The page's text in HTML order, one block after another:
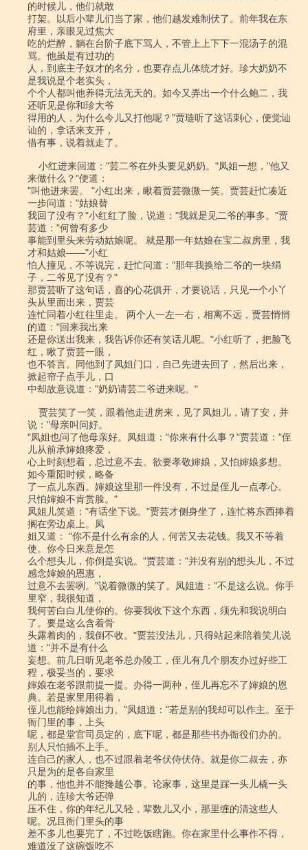
的时候儿，他们就敢
打架。以后小辈儿们当了家，他们越发难制伏了。前年我在东
府里，亲眼见过焦大
吃的烂醉，躺在台阶子底下骂人，不管上上下下一混汤子的混
骂。他虽是有过功的
人，到底主子奴才的名分，也要存点儿体统才好。珍大奶奶不
是我说是个老实头，
个个人都叫他养得无法无天的。如今又弄出一个什么鲍二，我
还听见是你和珍大爷
得用的人，为什么今儿又打他呢？"贾琏听了这话刺心，便觉讪
讪的，拿话来支开，
借有事，说着就走了。
来做什么？"便道：
"叫他进来罢。 "小红出来，瞅着贾芸微微一笑。贾芸赶忙凑近
一步问道："姑娘替
我回了没有？"小红红了脸，说道："我就是见二爷的事多。"贾
芸道："何曾有多少
事能到里头来劳动姑娘呢。 就是那一年姑娘在宝二叔房里，我
才和姑娘――"小红
怕人撞见，不等说完，赶忙问道："那年我换给二爷的一块绢
子，二爷见了没有？"
那贾芸听了这句话，喜的心花俱开，才要说话，只见一个小丫
头从里面出来，贾芸
连忙同着小红往里走。 两个人一左一右，相离不远，贾芸悄悄
的道："回来我出来
还是你送出我来，我告诉你还有笑话儿呢。"小红听了，把脸飞
红，瞅了贾芸一眼，
也不答言。同他到了凤姐门口，自己先进去回了，然后出来，
掀起帘子点手儿，口
中却故意说道："奶奶请芸二爷进来呢。"
说："母亲叫问好。
"凤姐也问了他母亲好。凤姐道："你来有什么事？"贾芸道："侄
儿从前承婶娘疼爱，
心上时刻想着，总过意不去。欲要孝敬婶娘，又怕婶娘多想。
如今重阳时候，略备
了一点儿东西。婶娘这里那一件没有，不过是侄儿一点孝心。
只怕婶娘不肯赏脸。"
凤姐儿笑道："有话坐下说。"贾芸才侧身坐了，连忙将东西捧着
搁在旁边桌上。凤
姐又道： "你不是什么有余的人，何苦又去花钱。我又不等着
使。你今日来意是怎
么个想头儿，你倒是实说。"贾芸道："并没有别的想头儿，不过
感念婶娘的恩惠，
过意不去罢咧。"说着微微的笑了。凤姐道："不是这么说。你手
里窄，我很知道，
我何苦白白儿使你的。你要我收下这个东西，须先和我说明白
了。要是这么含着骨
头露着肉的，我倒不收。"贾芸没法儿，只得站起来陪着笑儿说
道："并不是有什么
妄想。前几日听见老爷总办陵工，侄儿有几个朋友办过好些工
程，极妥当的，要求
婶娘在老爷跟前提一提。办得一两种，侄儿再忘不了婶娘的恩
典。若是家里用得着，
侄儿也能给婶娘出力。"凤姐道："若是别的我却可以作主。至于
衙门里的事，上头
呢，都是堂官司员定的，底下呢，都是那些书办衙役们办的。
别人只怕插不上手。
连自己的家人，也不过跟着老爷伏侍伏侍。就是你二叔去，亦
只是为的是各自家里
的事，他也并不能搀越公事。论家事，这里是踩一头儿橇一头
儿的，连珍大爷还弹
压不住，你的年纪儿又轻，辈数儿又小，那里缠的清这些人
呢。况且衙门里头的事
差不多儿也要完了，不过吃饭瞎跑。你在家里什么事作不得，
难道没了这碗饭吃不